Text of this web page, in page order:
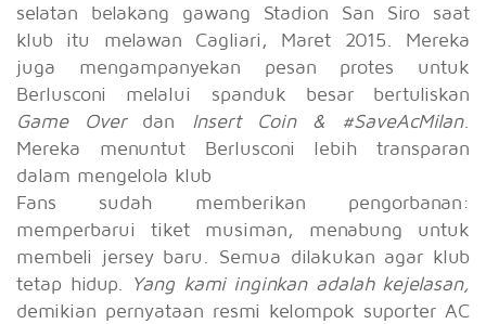
selatan belakang gawang Stadion San Siro saat
klub itu melawan Cagliari, Maret 2015. Mereka
juga mengampanyekan pesan protes untuk
Berlusconi melalui spanduk besar bertuliskan
Game Overdan Insert Coin & #SaveAcMilan.
Mereka menuntut Berlusconi lebih transparan
dalam mengelola klub
Fans sudah memberikan pengorbanan:
memperbarui tiket musiman, menabung untuk
membeli jersey baru. Semua dilakukan agar klub
tetap hidup. Yang kami inginkan adalah kejelasan,
demikian pernyataan resmi kelompok suporter AC